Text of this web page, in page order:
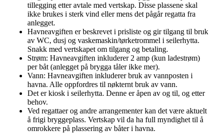
tillegging etter avtale med vertskap. Disse plassene skal
ikke brukes i sterk vind eller mens det pågår regatta fra
anlegget.
Havneavgiften er beskrevet i prisliste og gir tilgang til bruk
av WC, dusj og vaskemaskin/tørketrommel i seilerhytta.
Snakk med vertskapet om tilgang og betaling.
Strøm: Havneavgiften inkluderer 2 amp (kun ladestrøm)
per båt (anlegget på brygga tåler ikke mer).
Vann: Havneavgiften inkluderer bruk av vannposten i
havna. Alle oppfordres til nøkternt bruk av vann.
Det er kiosk i seilerhytta. Denne er åpen av og til, og etter
behov.
Ved regattaer og andre arrangementer kan det være aktuelt
å frigi bryggeplass. Vertskap vil da ha full myndighet til å
omrokkere på plassering av båter i havna.